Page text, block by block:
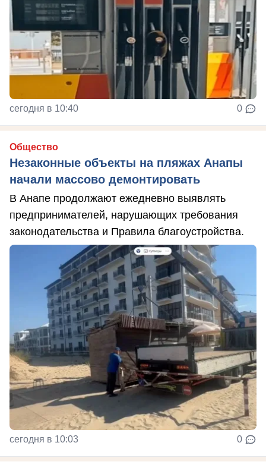
сегодня в 10:40 0
Общество
Незаконные объекты на пляжах Анапы
начали массово демонтировать
В Анапе продолжают ежедневно выявлять
предпринимателей, нарушающих требования
законодательства и Правила благоустройства.
сегодня в 10:03 0